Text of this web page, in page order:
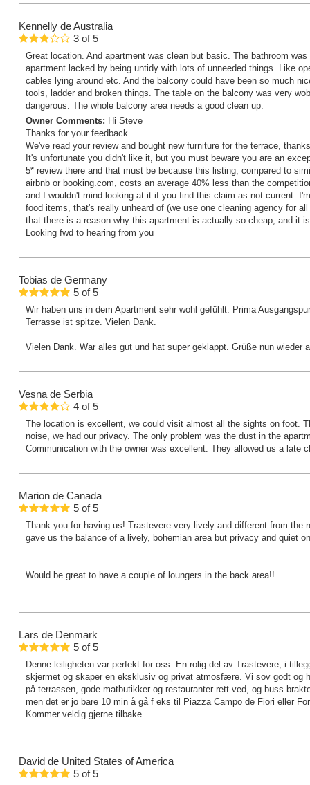
Kennelly de Australia
3 of5
Great location. And apartment was clean but basic. The bathroom
apartment lacked by being untidy with lots of unneeded things. Like
cables lying around etc. And the balcony could have been so much
tools, ladder and broken things. The table on the balcony was very
dangerous. The whole balcony area needs a good clean up.
Owner Comments: Hi Steve
Thanks for your feedback
We've read your review and bought new furniture for the terrace,
It's unfortunate you didn't like it, but you must beware you are an
5* review there and that must be because this listing, compared to
airbnb or booking.com, costs an average 40% less than the
and I wouldn't mind looking at it if you find this claim as not current.
food items, that's really unheard of (we use one cleaning agency for
that there is a reason why this apartment is actually so cheap, and it
Looking fwd to hearing from you
Tobias de Germany
5 of5
Wir haben uns in dem Apartment sehr wohl gefühlt. Prima
Terrasse ist spitze. Vielen Dank.
Vielen Dank. War alles gut und hat super geklappt. Grüße nun wieder
Vesna de Serbia
4 of5
The location is excellent, we could visit almost all the sights on foot.
noise, we had our privacy. The only problem was the dust in the
Communication with the owner was excellent. They allowed us a late
Marion de Canada
5 of5
Thank you for having us! Trastevere very lively and different from the
gave us the balance of a lively, bohemian area but privacy and quiet
Would be great to have a couple of loungers in the back area!!
Lars de Denmark
5 of5
Denne leiligheten var perfekt for oss. En rolig del av Trastevere, i
skjermet og skaper en eksklusiv og privat atmosfære. Vi sov godt og
på terrassen, gode matbutikker og restauranter rett ved, og buss
men det er jo bare 10 min å gå f eks til Piazza Campo de Fiori eller
Kommer veldig gjerne tilbake.
David de United States of America
5 of5